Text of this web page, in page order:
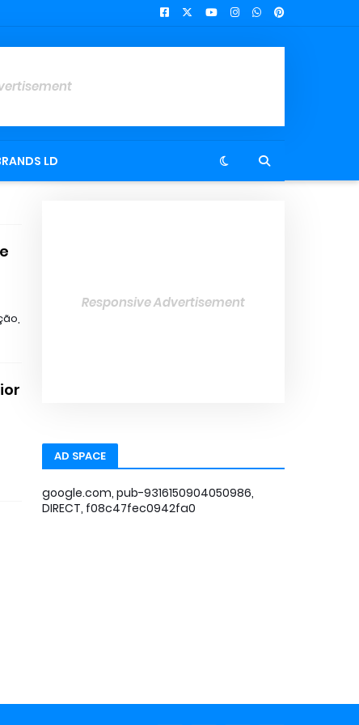
LD
Responsive Advertisement
AD SPACE
google.com, pub-9316150904050986,
DIRECT, f08c47fec0942fa0